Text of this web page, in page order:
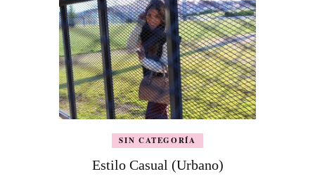
SIN CATEGORÍA
Estilo Casual (Urbano)